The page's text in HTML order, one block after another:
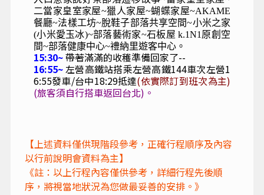
二當家皇室家屋~獵人家屋~蝴蝶家屋~AKAME
餐廳~法樣工坊~脫鞋子部落共享空間~小米之家
(小米愛玉冰)~部落藝術家~石板屋 k.1N1原創空
間~部落健康中心~禮納里遊客中心。
15:30~帶著滿滿的收穫準備回家了--
16:55~左營高鐵站搭乘左營高鐵144車次左營1
6:55發車/台中18:29抵達(依實際訂到班次為主)
(旅客須自行搭車返回台北)。